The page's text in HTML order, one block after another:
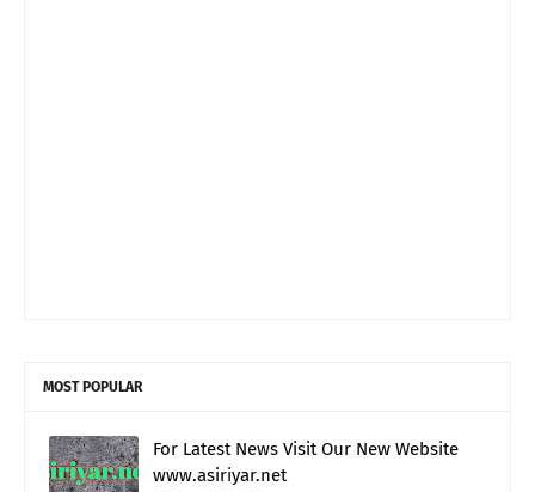
MOST POPULAR
For Latest News Visit Our New Website
www.asiriyar.net